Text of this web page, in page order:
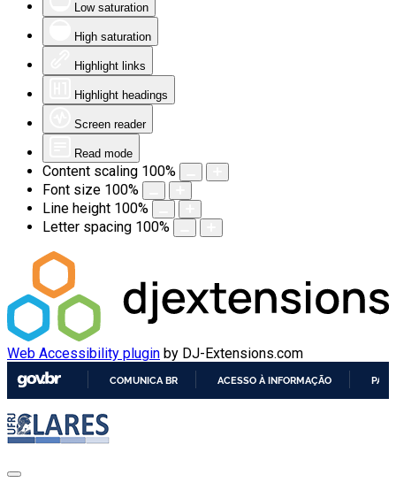
Low saturation
High saturation
Highlight links
Highlight headings
Screen reader
Read mode
Content scaling 100%
Font size 100%
Line height 100%
Letter spacing 100%
Web Accessibility plugin by DJ-Extensions.com
COMUNICA BR ACESSO À INFORMAÇÃO